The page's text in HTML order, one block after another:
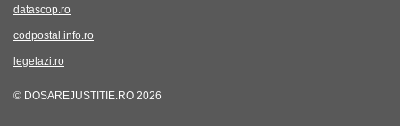
datascop.ro
codpostal.info.ro
legelazi.ro
© DOSAREJUSTITIE.RO 2026